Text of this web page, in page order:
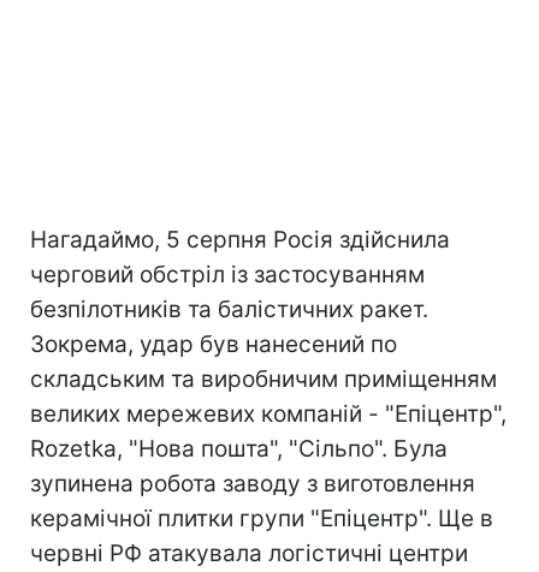
Нагадаймо, 5 серпня Росія здійснила
черговий обстріл із застосуванням
безпілотників та балістичних ракет.
Зокрема, удар був нанесений по
складським та виробничим приміщенням
великих мережевих компаній - "Епіцентр",
Rozetka, "Нова пошта", "Сільпо". Була
зупинена робота заводу з виготовлення
керамічної плитки групи "Епіцентр". Ще в
червні РФ атакувала логістичні центри